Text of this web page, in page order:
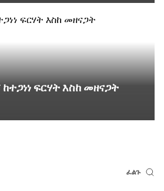
ፍርሃት እስከ መዘናጋት
ፈልጉ